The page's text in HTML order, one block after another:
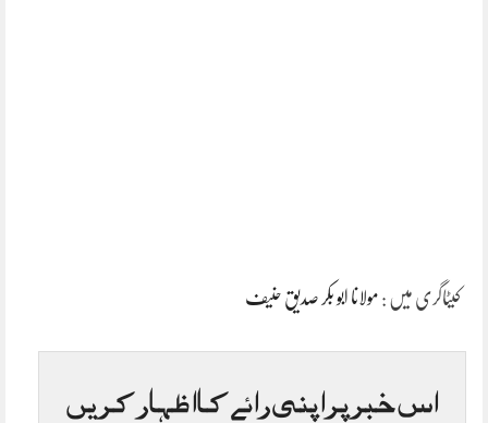
کیٹاگری میں : مولانا ابو بکر صدیق حنیف
اس خبر پر اپنی رائے کا اظہار کریں